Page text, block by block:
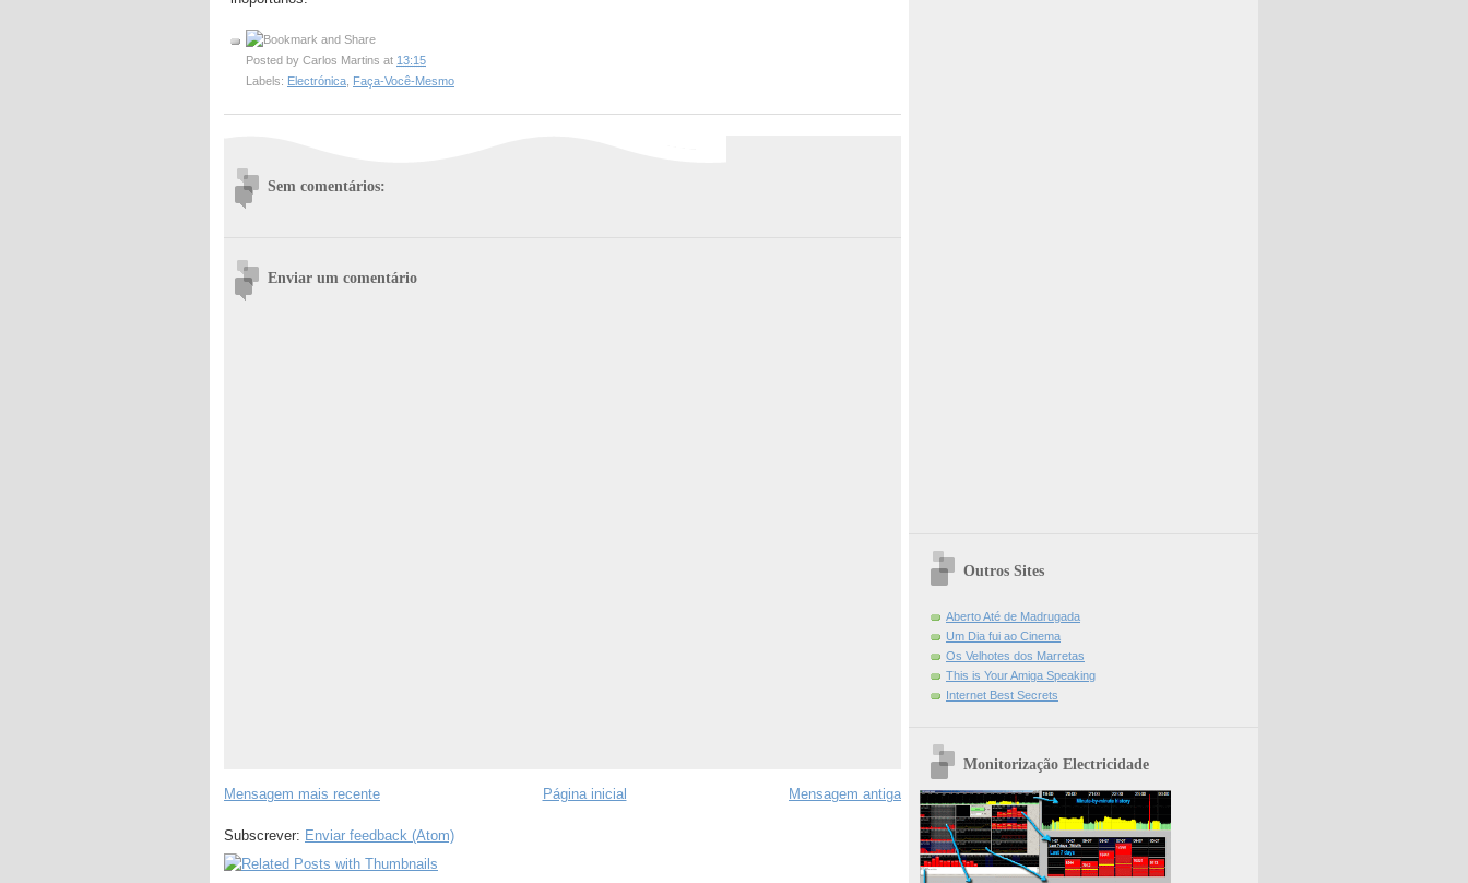
Posted by Carlos Martins at 13:15
Labels: Electrónica Faça-Você-Mesmo
Sem comentários:
Enviar um comentário
Mensagem mais recente Mensagem antiga
Página inicial
Subscrever: Enviar feedback (Atom)
Outros Sites
Aberto Até de Madrugada
Um Dia fui ao Cinema
Os Velhotes dos Marretas
This is Your Amiga Speaking
Internet Best Secrets
Monitorização Electricidade